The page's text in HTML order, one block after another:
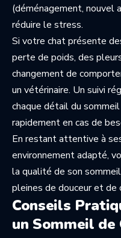
(déménagement, nouvel
réduire le stress.
Si votre chat présente
perte de poids, des
changement de
un vétérinaire. Un suivi
chaque détail du
rapidement en cas de
En restant attentive à
environnement adapté,
la qualité de son
pleines de douceur et de
Conseils
un Sommeil